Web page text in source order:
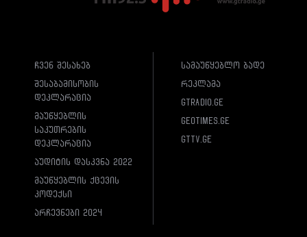
ჩვენ შესახებ
შესაბამისობის
დეკლარაცია
მაუწყებლის
საკუთრების
დეკლარაცია
აუდიტის დასკვნა 2022
მაუწყებლის ქცევის
კოდექსი
არჩევნები 2024
სამაუწყებლო ბადე
რეკლამა
gtradio.ge
geotimes.ge
gttv.ge